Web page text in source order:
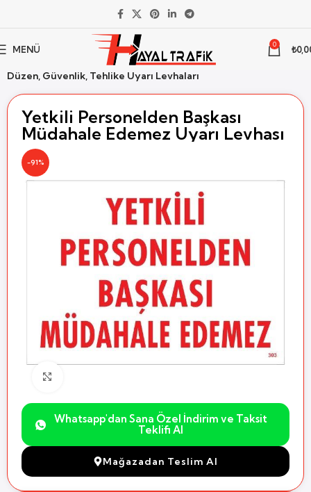
MENÜ 0 ₺
İş Güvenliği İsg Uyarı Levhaları
Düzen, Güvenlik, Tehlike Uyarı Levhaları
Yetkili Personelden Başkası
Müdahale Edemez Uyarı Levhası
-91%
Whatsapp'dan Sana Özel İndirim ve Taksit
Teklifi Al
Mağazadan Teslim Al